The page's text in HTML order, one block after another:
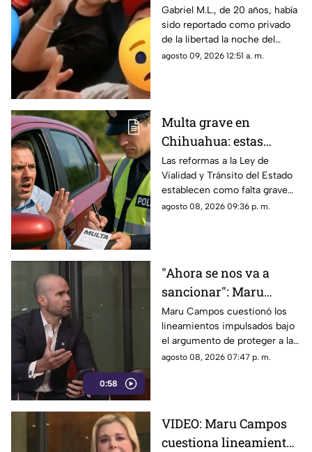
Ciudad Juárez; había
sido "levantado"
Gabriel M.L., de 20 años, había
sido reportado como privado
de la libertad la noche del
jueves.
agosto 09, 2026 12:51 a. m.
Multa grave en
Chihuahua: estas
velocidades ya pueden
generar sanciones más
severas
Las reformas a la Ley de
Vialidad y Tránsito del Estado
establecen como falta grave
superar en 25 kilómetros por
agosto 08, 2026 09:36 p. m.
0:58
"Ahora se nos va a
sancionar": Maru
Campos acusa censura
en nuevos
lineamientos para
medios
Maru Campos cuestionó los
lineamientos impulsados bajo
el argumento de proteger a las
audiencias y afirmó que
agosto 08, 2026 07:47 p. m.
VIDEO: Maru Campos
cuestiona lineamientos